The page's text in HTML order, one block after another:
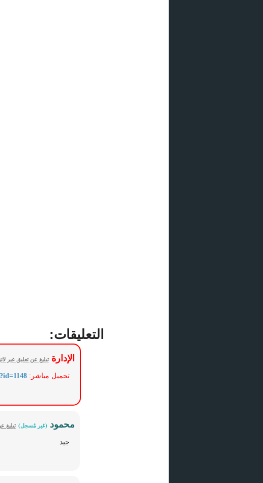
التعليقات:
الإدارةتبليغ عن تعليق غير
تحميل مباشر:
محمود(غير مُسجل) تبليغ
جيد